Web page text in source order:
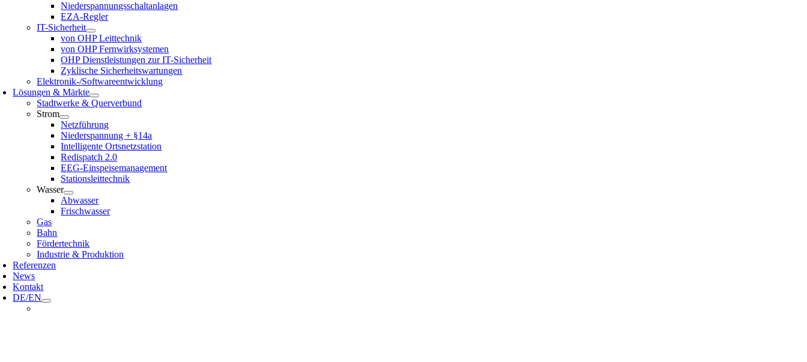
Niederspannungsschaltanlagen
EZA-Regler
IT-Sicherheit
von OHP Leittechnik
von OHP Fernwirksystemen
OHP Dienstleistungen zur IT-Sicherheit
Zyklische Sicherheitswartungen
Elektronik-/Softwareentwicklung
Lösungen & Märkte
Stadtwerke & Querverbund
Strom
Netzführung
Niederspannung + §14a
Intelligente Ortsnetzstation
Redispatch 2.0
EEG-Einspeisemanagement
Stationsleittechnik
Wasser
Abwasser
Frischwasser
Gas
Bahn
Fördertechnik
Industrie & Produktion
Referenzen
News
Kontakt
DE/EN